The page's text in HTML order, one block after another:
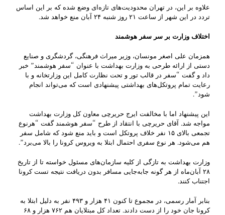
علاوه بر این، در تهران محدودیت‌های تازه‌ای وضع شده که بر این اساس
تردد در این شهر از ساعت ۲۱ روز شنبه ۲۴ آبان منع خواهد شد.
اختلاف وزارت بر سر سفر هوشمند
همزمان علی اصغر مونسان، وزیر میراث فرهنگی، گردشگری و صنایع
دستی از ارائه طرحی به وزارت بهداشت با عنوان “سفر هوشمند” خبر
داد و گفت “سفر در قالب تور و تحت نظارت کامل این وزارتخانه و با
رعایت تمام پروتکل‌های بهداشتی پیشنهادی است که می‌تواند انجام
شود”.
این پیشنهاد اما با مخالفت ایرج حریرچی معاون کل وزارت بهداشت
مواجه شد. آقای حریرچی با انتقاد از طرح “سفر هوشمند گفت “هرنوع
تجمعی بالای ۱۵ نفر خلاف پروتکل است و باید منع شود که شامل سفر
هم می‌شود. هر نوع سفری احتمال ابتلا به ویروس کرونا را بالا می‌برد”.
وزارت بهداشت به تازگی از کلیه سازمان‌های مسئول خواسته تا از تاریخ
۲۸ آبان‌ماه از هر گونه جابه‌جایی مسافر بدون دریافت نتیجه تست کرونا
اجتناب کنند.
بنابر آمار رسمی، در مجموع تا کنون ۴۱ هزار و ۴۹۳ نفر به دلیل ابتلا به
کرونا جان خود را از دست دادند. تعداد کل مبتلایان هم ۷۶۲ هزار و ۶۸